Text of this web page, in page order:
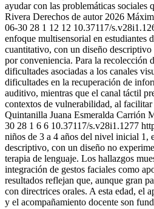
ayudar con las problemáticas sociales
Rivera Derechos de autor 2026
06-30 28 1 12 12 10.37117/
enfoque multisensorial en estudiantes
cuantitativo, con un diseño descriptivo
por conveniencia. Para la recolección
dificultades asociadas a los canales
dificultades en la recuperación de
auditivo, mientras que el canal táctil
contextos de vulnerabilidad, al
Quintanilla Juana Esmeralda Carrión
30 28 1 6 6 10.37117/s.v28i1.1277
niños de 3 a 4 años del nivel inicial 1,
descriptivo, con un diseño no
terapia de lenguaje. Los hallazgos
integración de gestos faciales como
resultados reflejan que, aunque gran
con directrices orales. A esta edad, el
y el acompañamiento docente son